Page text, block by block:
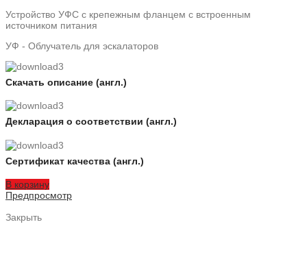
Устройство УФС с крепежным фланцем с встроенным
источником питания
УФ - Облучатель для эскалаторов
Скачать описание (англ.)
Декларация о соответствии (англ.)
Сертификат качества (англ.)
В корзину
Предпросмотр
Закрыть